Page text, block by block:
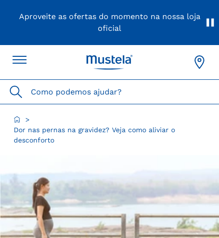
Aproveite as ofertas do momento na nossa loja
oficial
Como podemos ajudar?
>
Dor nas pernas na gravidez? Veja como aliviar o
desconforto